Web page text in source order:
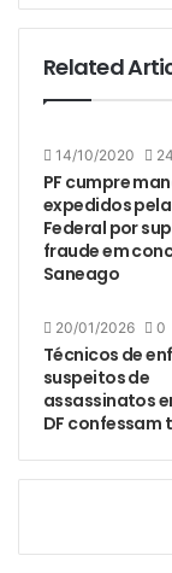
Related
14/10/2020
PF cumpre
expedidos
Federal por
fraude em
Saneago
20/01/2026 0
Técnicos de
suspeitos de
assassinatos
DF confessam